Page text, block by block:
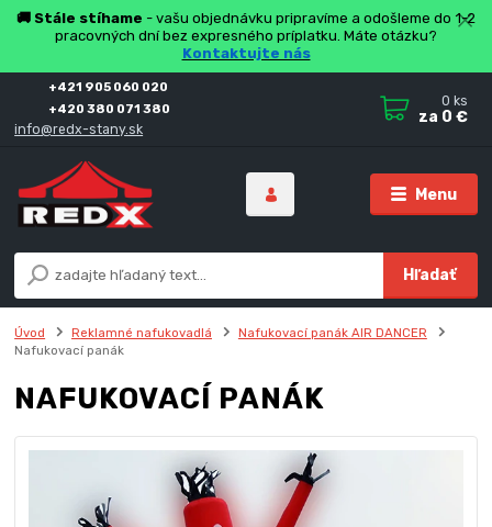
🚚 Stále stíhame - vašu objednávku pripravíme a odošleme do 1-2
pracovných dní bez expresného príplatku. Máte otázku?
Kontaktujte nás
Menu
Hľadať
+421 905 060 020
+420 380 071 380
info@redx-stany.sk
0 ks
za 0 €
Úvod Reklamné nafukovadlá
Nafukovací panák AIR DANCER
Nafukovací panák
NAFUKOVACÍ PANÁK